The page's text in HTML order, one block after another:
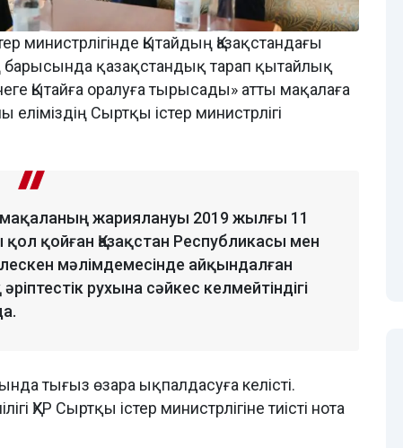
министрлігінде Қытайдың Қазақстандағы
барысында қазақстандық тарап қытайлық
Қытайға оралуға тырысады» атты мақалаға
Сыртқы істер министрлігі
мақаланың жариялануы 2019 жылғы 11
қойған Қазақстан Республикасы мен
мәлімдемесінде айқындалған
рухына сәйкес келмейтіндігі
тығыз өзара ықпалдасуға келісті.
ҚХР Сыртқы істер министрлігіне тиісті нота